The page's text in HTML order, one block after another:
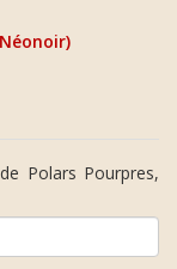
Polars Pourpres,